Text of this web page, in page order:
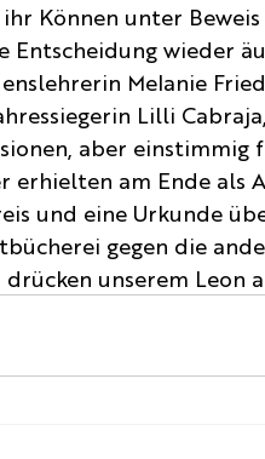
Können unter
Entscheidung wieder
Melanie
Lilli
aber einstimmig
erhielten am Ende als
und eine Urkunde
gegen die
unserem Leon